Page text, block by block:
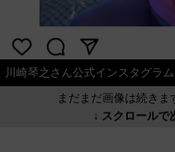
川崎琴之さん公式インスタグラ
まだまだ画像は続きま
↓ スクロールで